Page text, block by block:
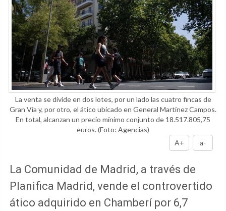
La venta se divide en dos lotes, por un lado las cuatro fincas de
Gran Vía y, por otro, el ático ubicado en General Martínez Campos.
En total, alcanzan un precio mínimo conjunto de 18.517.805,75
euros.(Foto: Agencias)
A+
a-
La Comunidad de Madrid, a través de
Planifica Madrid, vende el controvertido
ático adquirido en Chamberí por 6,7